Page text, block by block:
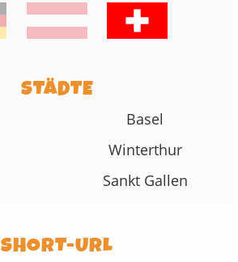
STÄDTE
Basel
Winterthur
Sankt Gallen
SHORT-URL